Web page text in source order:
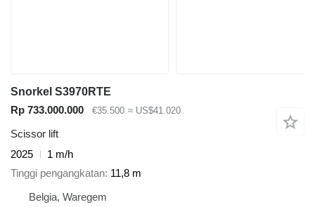
Snorkel S3970RTE
Rp 733.000.000
€35.500 ≈ US$41.020
Scissor lift
2025
1 m/h
Tinggi pengangkatan 11,8 m
Belgia, Waregem